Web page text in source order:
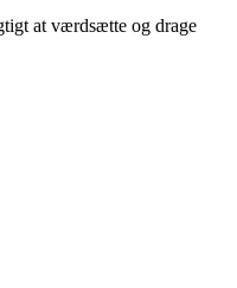
at værdsætte og drage